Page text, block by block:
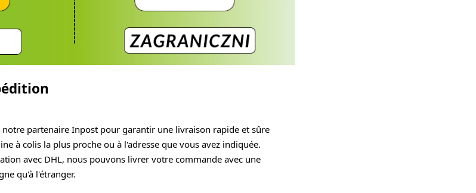
notre partenaire Inpost pour garantir une livraison rapide et sûre
à colis la plus proche ou à l'adresse que vous avez indiquée.
avec DHL, nous pouvons livrer votre commande avec une
qu'à l'étranger.